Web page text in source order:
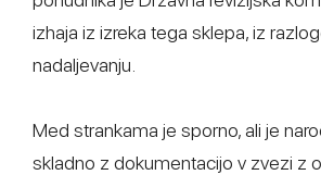
izhaja iz izreka tega sklepa, iz
nadaljevanju.
Med strankama je sporno, ali je
skladno z dokumentacijo v zvezi z